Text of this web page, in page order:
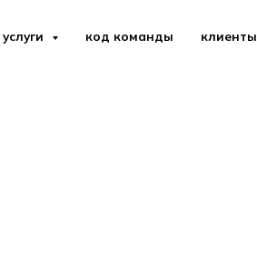
услуги код команды клиенты